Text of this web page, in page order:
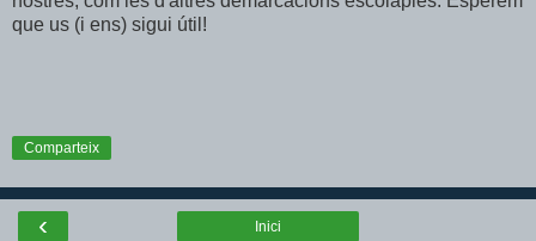
que us (i ens) sigui útil!
Comparteix
‹ Inici